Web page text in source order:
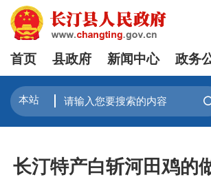
首页 县政府 新闻中心 政务
长汀特产白斩河田鸡的